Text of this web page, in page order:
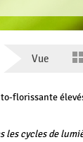
Vue
florissante
cycles de